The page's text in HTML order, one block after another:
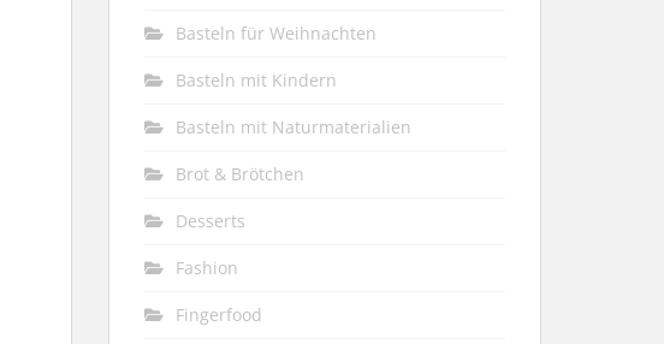
Basteln für Weihnachten
Basteln mit Kindern
Basteln mit Naturmaterialien
Brot & Brötchen
Desserts
Fashion
Fingerfood